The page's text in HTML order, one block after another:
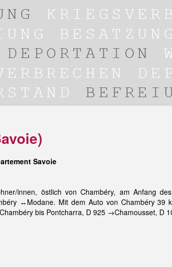
Savoie
innen, östlich von Chambéry, am Anfang
↔Modane. Mit dem Auto von Chambéry 39
bis Pontcharra, D 925 →Chamousset, D